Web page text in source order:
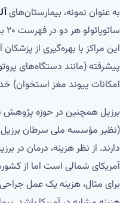
به عنوان نمونه، بیمارستان‌های
این مراکز با بهره‌گیری از
پیشرفته (مانند دستگاه‌های
امکانات پیوند مغز استخوان)
برزیل همچنین در حوزه پژوهش
دارند. از نظر هزینه، درمان در
آمریکای شمالی است اما از